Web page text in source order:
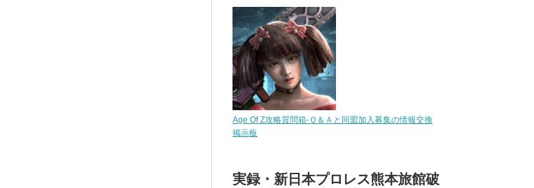
Age Of Z攻略質問箱-Ｑ＆Ａと同盟加入募集の情報交換
掲示板
実録・新日本プロレス熊本旅館破